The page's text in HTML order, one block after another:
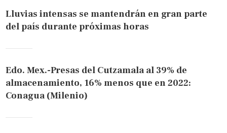
Lluvias intensas se mantendrán en gran parte
del país durante próximas horas
Edo. Mex.-Presas del Cutzamala al 39% de
almacenamiento, 16% menos que en 2022:
Conagua (Milenio)